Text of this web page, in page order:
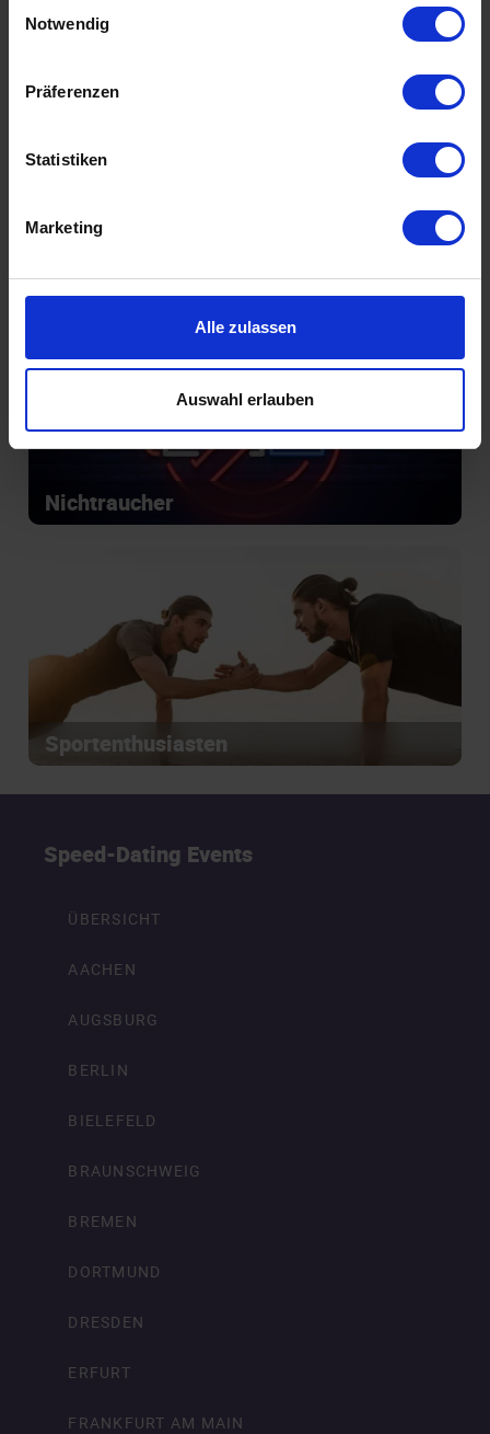
Notwendig
Präferenzen
Statistiken
Marketing
Alle zulassen
Auswahl erlauben
Füreinander bestimmt
Nichtraucher
Sportenthusiasten
Speed-Dating Events
ÜBERSICHT
AACHEN
AUGSBURG
BERLIN
BIELEFELD
BRAUNSCHWEIG
BREMEN
DORTMUND
DRESDEN
ERFURT
FRANKFURT AM MAIN